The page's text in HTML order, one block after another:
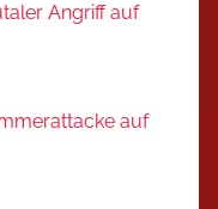
Angriff auf
auf